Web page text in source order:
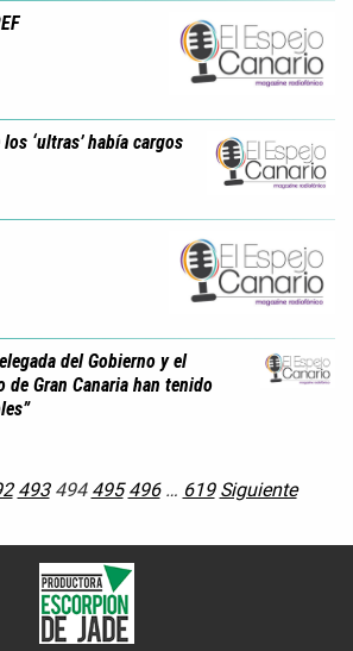
‘ultras’ había cargos
del Gobierno y el
de Gran Canaria han tenido
493 494 495 496 … 619 Siguiente